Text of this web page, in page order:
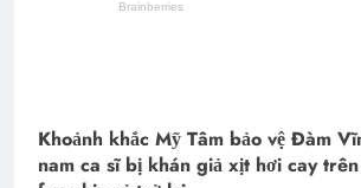
Khoảnh khắc Mỹ Tâm bảo vệ Đàm
nam ca sĩ bị khán giả xịt hơi cay